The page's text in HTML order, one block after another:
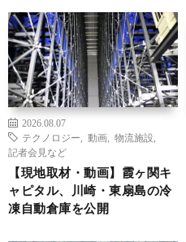
2026.08.07
テクノロジー
動画 物流施設
記者会見など
【現地取材・動画】霞ヶ関キ
ャピタル、川崎・東扇島の冷
凍自動倉庫を公開